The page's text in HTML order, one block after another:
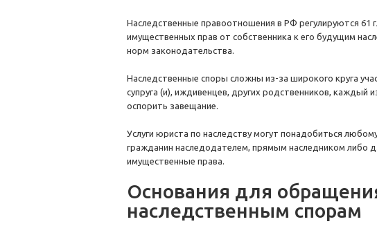
Наследственные правоотношения в РФ регулируются 61
имущественных прав от собственника к его будущим
норм законодательства.
Наследственные споры сложны из-за широкого круга
супруга (и), иждивенцев, других родственников,
оспорить завещание.
Услуги юриста по наследству могут понадобиться
гражданин наследодателем, прямым наследником либо
имущественные права.
Основания для
наследственным спорам